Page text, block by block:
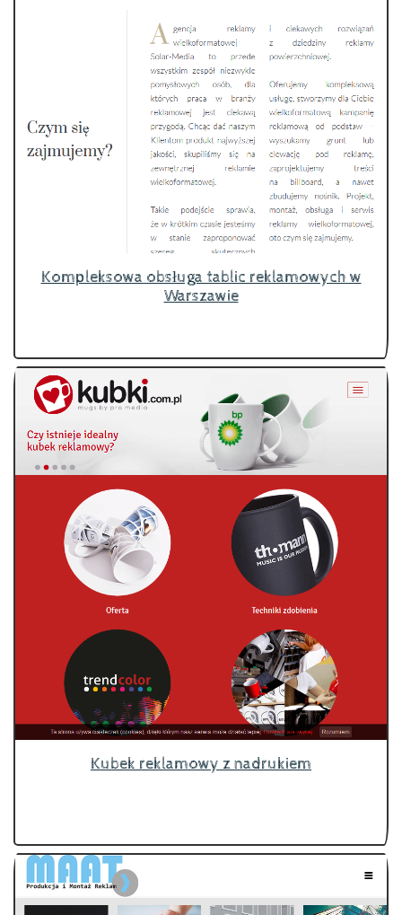
Kompleksowa obsługa tablic reklamowych w
Warszawie
Kubek reklamowy z nadrukiem